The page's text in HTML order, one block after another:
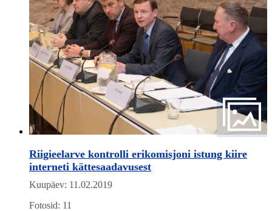
Riigieelarve kontrolli erikomisjoni istung kiire
interneti kättesaadavusest
Kuupäev: 11.02.2019
Fotosid: 11